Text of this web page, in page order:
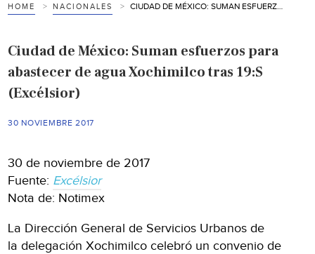
HOME NACIONALES
Ciudad de México: Suman esfuerzos para
abastecer de agua Xochimilco tras 19:S
(Excélsior)
30 NOVIEMBRE 2017
30 de noviembre de 2017
Fuente: Excélsior
Nota de: Notimex
La Dirección General de Servicios Urbanos de
la delegación Xochimilco celebró un convenio de